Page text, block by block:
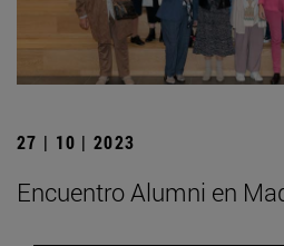
27 | 10 | 2023
Encuentro Alumni en